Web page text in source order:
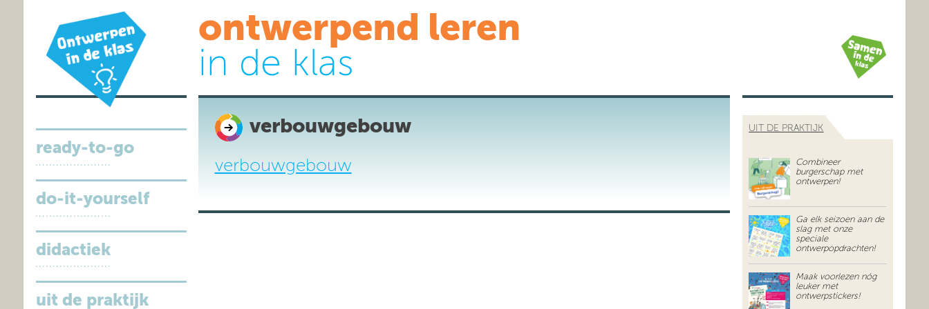
ontwerpend leren
in de klas
ready-to-go
do-it-yourself
didactiek
uit de praktijk
verbouwgebouw
verbouwgebouw
UIT DE PRAKTIJK
Combineer
burgerschap met
ontwerpen!
Ga elk seizoen aan de
slag met onze
speciale
ontwerpopdrachten!
Maak voorlezen nóg
leuker met
ontwerpstickers!